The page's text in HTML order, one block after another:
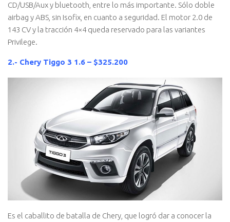
CD/USB/Aux y bluetooth, entre lo más importante. Sólo doble
airbag y ABS, sin Isofix, en cuanto a seguridad. El motor 2.0 de
143 CV y la tracción 4×4 queda reservado para las variantes
Privilege.
2.- Chery Tiggo 3 1.6 – $325.200
Es el caballito de batalla de Chery, que logró dar a conocer la